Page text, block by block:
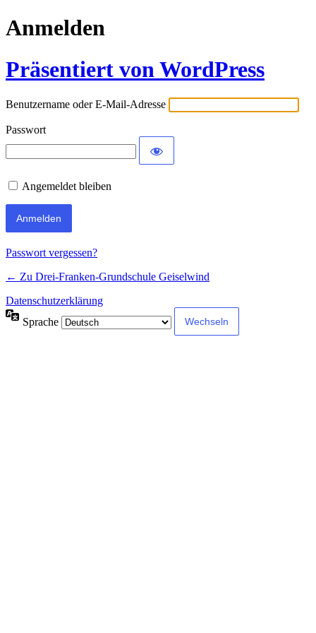
Anmelden
Präsentiert von WordPress
Benutzername oder E-Mail-Adresse
Passwort
Angemeldet bleiben
Passwort vergessen?
← Zu Drei-Franken-Grundschule Geiselwind
Datenschutzerklärung
Sprache